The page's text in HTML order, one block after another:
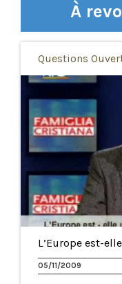
À
Questions
L’Europe est-
05/11/2009